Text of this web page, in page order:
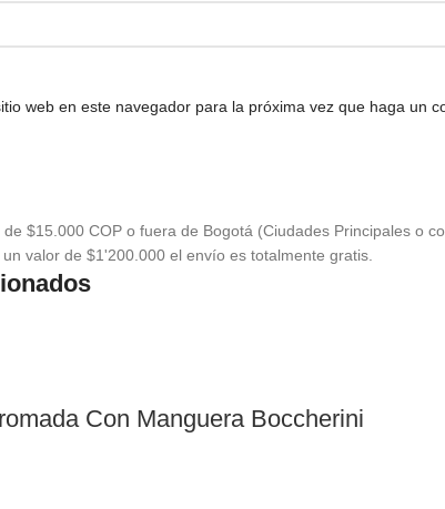
web en este navegador para la próxima vez que haga un
$15.000 COP o fuera de Bogotá (Ciudades Principales
valor de $1'200.000 el envío es totalmente gratis.
Con Manguera Boccherini